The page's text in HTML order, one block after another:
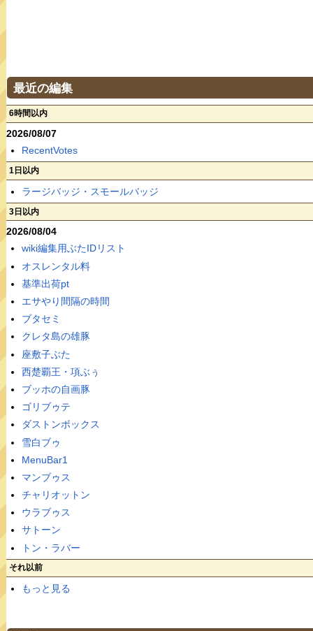
最近の編集
6時間以内
2026/08/07
RecentVotes
1日以内
ラージバッジ・スモールバッジ
3日以内
2026/08/04
wiki編集用ぶたIDリスト
オスレンタル料
基準出荷pt
エサやり間隔の時間
ブタセミ
クレタ島の雄豚
座敷子ぶた
西楚覇王・項ぶぅ
ブッホの自画豚
ゴリブゥテ
ダストンボックス
雪白ブゥ
MenuBar1
マンブゥス
チャリオットン
ウラブゥス
サトーン
トン・ラバー
それ以前
もっと見る